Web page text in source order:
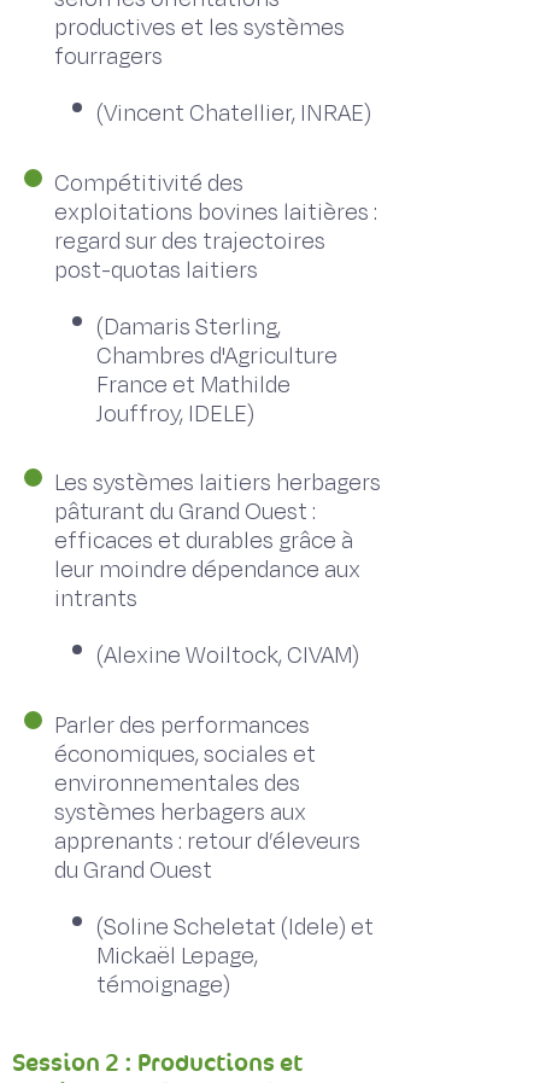
productives et les systèmes
fourragers
(Vincent Chatellier, INRAE)
Compétitivité des
exploitations bovines laitières :
regard sur des trajectoires
post-quotas laitiers
(Damaris Sterling,
Chambres d'Agriculture
France et Mathilde
Jouffroy, IDELE)
Les systèmes laitiers herbagers
pâturant du Grand Ouest :
efficaces et durables grâce à
leur moindre dépendance aux
intrants
(Alexine Woiltock, CIVAM)
Parler des performances
économiques, sociales et
environnementales des
systèmes herbagers aux
apprenants : retour d’éleveurs
du Grand Ouest
(Soline Scheletat (Idele) et
Mickaël Lepage,
témoignage)
Session 2 : Productions et